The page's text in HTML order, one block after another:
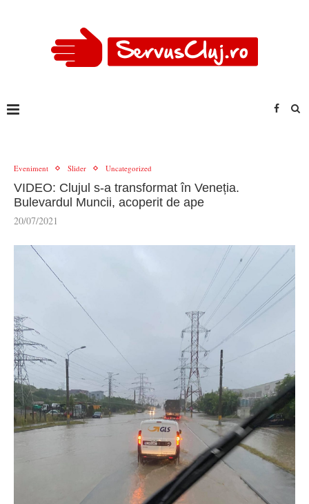
Eveniment Slider Uncategorized
VIDEO: Clujul s-a transformat în Veneția.
Bulevardul Muncii, acoperit de ape
20/07/2021